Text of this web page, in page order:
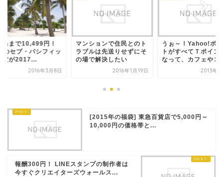
島まで10,499円！
のセブ・パシフィッ
空が2017...
2016年3月8日
マンションで住民とのト
ラブルは先送りせずにそ
の場で解決したい
2016年1月19日
うぉ～！Yahoo!ポ
トがすべてＴポイン
なって、カフェやコ
2013年6
[2015年の福袋] 東急百貨店で5,000円～
10,000円の価格帯と...
報酬300円！ LINEスタンプの制作者は
今すぐクリエイターズウォールス...